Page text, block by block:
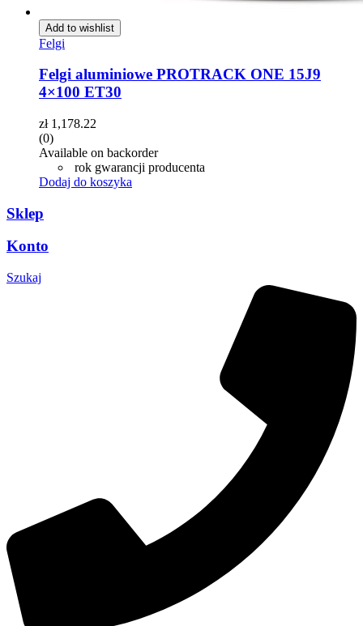
Add to wishlist
Felgi
Felgi aluminiowe PROTRACK ONE 15J9
4×100 ET30
zł1,178.22
(0)
Available on backorder
rok gwarancji producenta
Dodaj do koszyka
Sklep
Konto
Szukaj